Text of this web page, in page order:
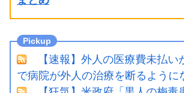
【速報】外人の医療費未払い
で病院が外人の治療を断るように